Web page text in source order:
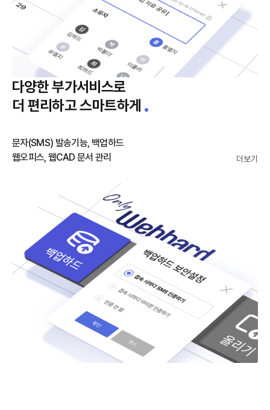
다양한 부가서비스로
더 편리하고 스마트하게
문자(SMS) 발송기능, 백업하드
웹오피스, 웹CAD 문서 관리
더보기